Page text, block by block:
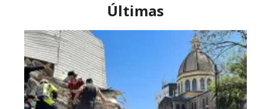
Últimas